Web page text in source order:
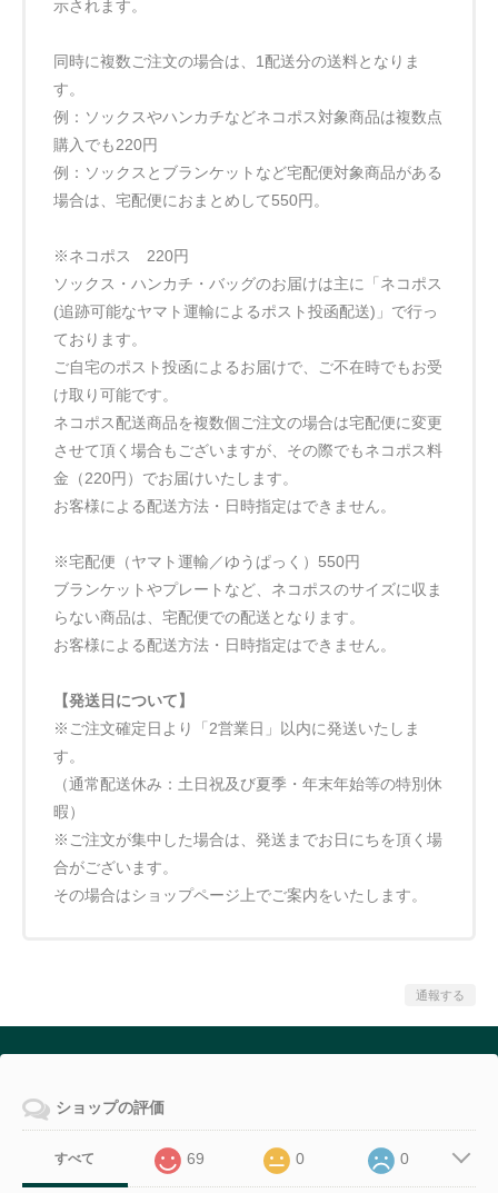
示されます。
同時に複数ご注文の場合は、1配送分の送料となりま
す。
例：ソックスやハンカチなどネコポス対象商品は複数点
購入でも220円
例：ソックスとブランケットなど宅配便対象商品がある
場合は、宅配便におまとめして550円。
※ネコポス 220円
ソックス・ハンカチ・バッグのお届けは主に「ネコポス
(追跡可能なヤマト運輸によるポスト投函配送)」で行っ
ております。
ご自宅のポスト投函によるお届けで、ご不在時でもお受
け取り可能です。
ネコポス配送商品を複数個ご注文の場合は宅配便に変更
させて頂く場合もございますが、その際でもネコポス料
金（220円）でお届けいたします。
お客様による配送方法・日時指定はできません。
※宅配便（ヤマト運輸／ゆうぱっく）550円
ブランケットやプレートなど、ネコポスのサイズに収ま
らない商品は、宅配便での配送となります。
お客様による配送方法・日時指定はできません。
【発送日について】
※ご注文確定日より「2営業日」以内に発送いたしま
す。
（通常配送休み：土日祝及び夏季・年末年始等の特別休
暇）
※ご注文が集中した場合は、発送までお日にちを頂く場
合がございます。
その場合はショップページ上でご案内をいたします。
通報する
ショップの評価
すべて 69 0 0